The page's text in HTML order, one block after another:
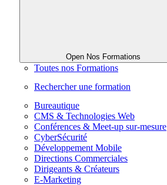
Open Nos Formations
Toutes nos Formations
Rechercher une formation
Bureautique
CMS & Technologies Web
Conférences & Meet-up sur-mesure
CyberSécurité
Développement Mobile
Directions Commerciales
Dirigeants & Créateurs
E-Marketing